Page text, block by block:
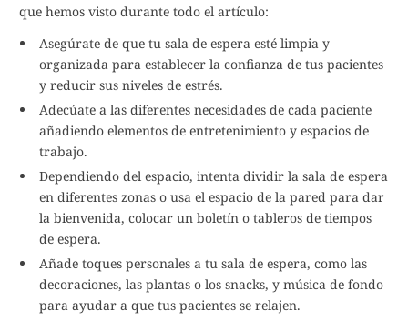
que hemos visto durante todo el artículo:
Asegúrate de que tu sala de espera esté limpia y
organizada para establecer la confianza de tus pacientes
y reducir sus niveles de estrés.
Adecúate a las diferentes necesidades de cada paciente
añadiendo elementos de entretenimiento y espacios de
trabajo.
Dependiendo del espacio, intenta dividir la sala de espera
en diferentes zonas o usa el espacio de la pared para dar
la bienvenida, colocar un boletín o tableros de tiempos
de espera.
Añade toques personales a tu sala de espera, como las
decoraciones, las plantas o los snacks, y música de fondo
para ayudar a que tus pacientes se relajen.